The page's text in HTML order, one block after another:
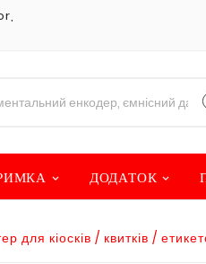
ДОДАТОК
для кіосків / квитків /